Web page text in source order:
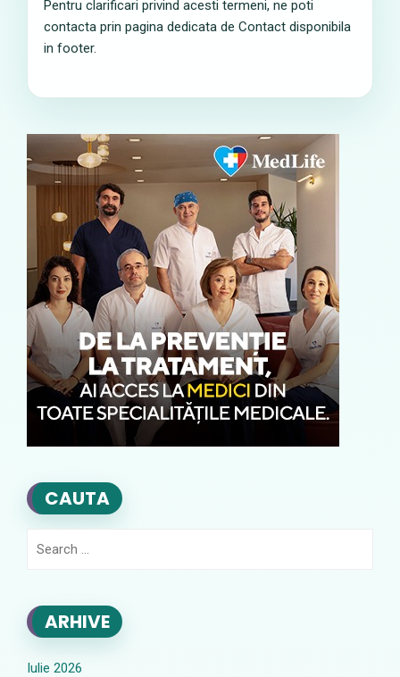
Pentru clarificari privind acesti termeni, ne poti
contacta prin pagina dedicata de Contact disponibila
in footer.
CAUTA
ARHIVE
Iulie 2026